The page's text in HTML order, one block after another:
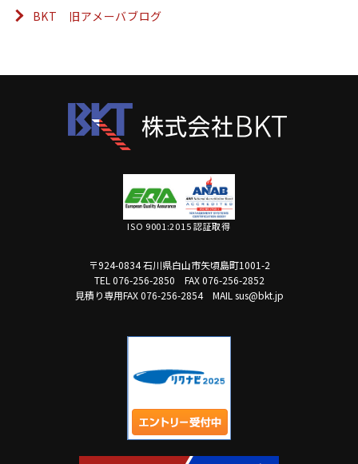
BKT 旧アメーバブログ
ISO 9001:2015 認証取得
〒924-0834 石川県白山市矢頃島町1001-2
TEL 076-256-2850
FAX 076-256-2852
見積り専用FAX 076-256-2854
MAIL sus@bkt.jp